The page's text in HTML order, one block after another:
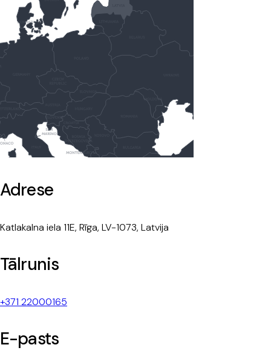
Adrese
Katlakalna iela 11E, Rīga, LV-1073, Latvija
Tālrunis
+371 22000165
E-pasts